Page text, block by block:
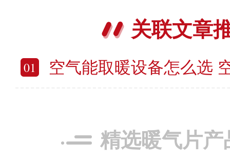
关联文章
01 空气能取暖设备怎么选 空气
精选暖气片产